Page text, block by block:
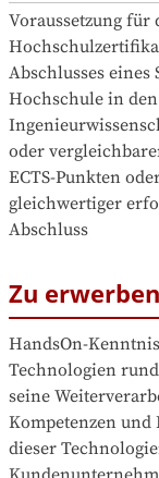
Voraussetzung für
Abschlusses eines
Hochschule in
oder
ECTS-Punkten
gleichwertiger
Abschluss
Zu
HandsOn-
Technologien
seine
Kompetenzen
dieser